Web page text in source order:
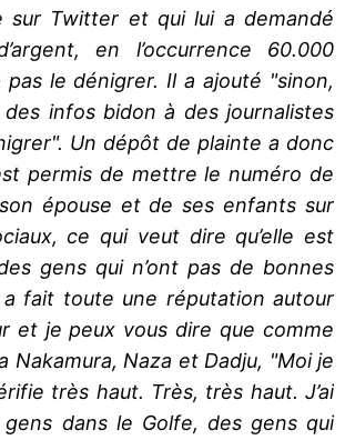
sur Twitter et qui lui a demandé
en l’occurrence 60.000
le dénigrer. Il a ajouté "sinon,
infos bidon à des journalistes
Un dépôt de plainte a donc
permis de mettre le numéro de
épouse et de ses enfants sur
ce qui veut dire qu’elle est
gens qui n’ont pas de bonnes
fait toute une réputation autour
et je peux vous dire que comme
Nakamura, Naza et Dadju, "Moi je
très haut. Très, très haut. J’ai
dans le Golfe, des gens qui